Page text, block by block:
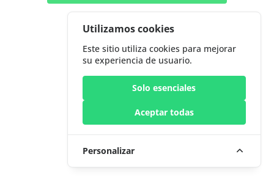
Utilizamos cookies
Este sitio utiliza cookies para mejorar
su experiencia de usuario.
Solo esenciales
Aceptar todas
Personalizar